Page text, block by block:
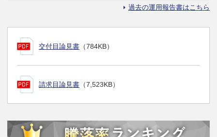
過去の運用報告書はこちら
交付目論見書 （784KB）
請求目論見書 （7,523KB）